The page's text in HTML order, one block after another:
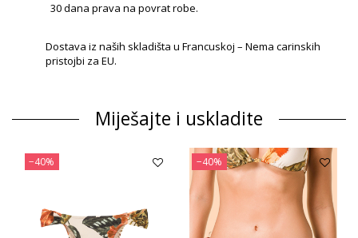
30 dana prava na povrat robe.
Dostava iz naših skladišta u Francuskoj – Nema carinskih
pristojbi za EU.
Miješajte i uskladite
−40% −40%